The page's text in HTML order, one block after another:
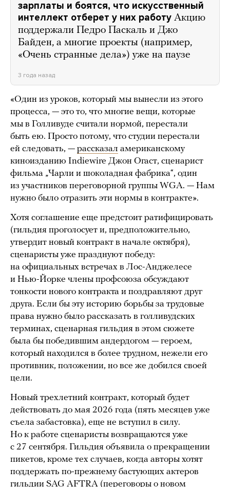
зарплаты и боятся, что искусственный
интеллект отберет у них работу Акцию
поддержали Педро Паскаль и Джо
Байден, а многие проекты (например,
«Очень странные дела») уже на паузе
3 года назад
«Один из уроков, который мы вынесли из этого
процесса, — это то, что многие вещи, которые
мы в Голливуде считали нормой, перестали
быть ею. Просто потому, что студии перестали
ей следовать, — рассказал американскому
киноизданию Indiewire Джон Огаст, сценарист
фильма „Чарли и шоколадная фабрика“, один
из участников переговорной группы WGA. — Нам
нужно было отразить эти нормы в контракте».
Хотя соглашение еще предстоит ратифицировать
(гильдия проголосует и, предположительно,
утвердит новый контракт в начале октября),
сценаристы уже празднуют победу:
на официальных встречах в Лос-Анджелесе
и Нью-Йорке члены профсоюза обсуждают
тонкости нового контракта и поздравляют друг
друга. Если бы эту историю борьбы за трудовые
права нужно было рассказать в голливудских
терминах, сценарная гильдия в этом сюжете
была бы победившим андердогом — героем,
который находился в более трудном, нежели его
противник, положении, но все же добился своей
цели.
Новый трехлетний контракт, который будет
действовать до мая 2026 года (пять месяцев уже
съела забастовка), еще не вступил в силу.
Но к работе сценаристы возвращаются уже
с 27 сентября. Гильдия объявила о прекращении
пикетов, кроме тех случаев, когда авторы хотят
поддержать по-прежнему бастующих актеров
гильдии SAG AFTRA (переговоры о новом